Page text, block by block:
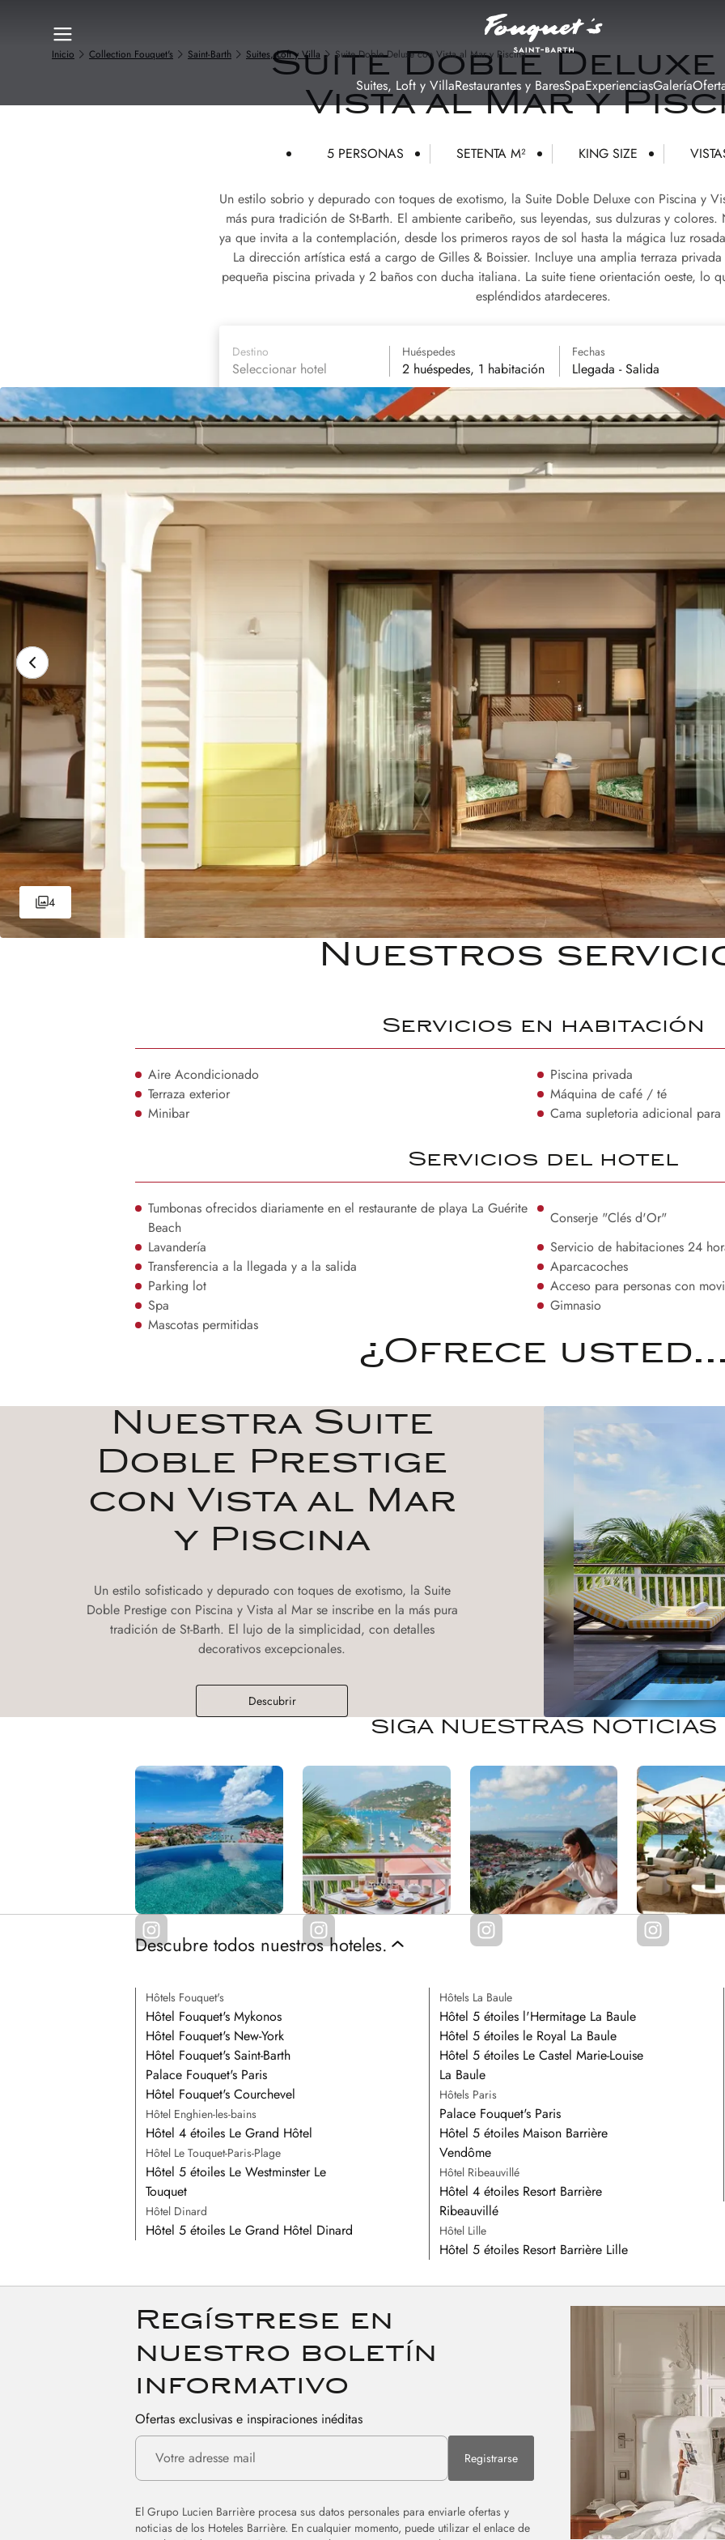
Suites, Loft y VillaRestaurantes y BaresSpaExperienciasGalería
Inicio Collection Fouquet's Saint-Barth Suites, Loft y Villa Suite Doble Deluxe con Vista al Mar y Piscina
Suite Doble
Vista al Mar y
5 PERSONAS SETENTA M² KING SIZE
Un estilo sobrio y depurado con toques de exotismo, la Suite Doble Deluxe con Piscina y
más pura tradición de St-Barth. El ambiente caribeño, sus leyendas, sus dulzuras y
ya que invita a la contemplación, desde los primeros rayos de sol hasta la mágica luz
La dirección artística está a cargo de Gilles & Boissier. Incluye una amplia terraza
pequeña piscina privada y 2 baños con ducha italiana. La suite tiene orientación oeste, lo
espléndidos atardeceres.
Destino
Seleccionar hotel
Huéspedes
2 huéspedes, 1 habitación
Fechas
Llegada - Salida
4
Nuestros
Servicios en habitación
Aire Acondicionado
Piscina privada
Terraza exterior
Máquina de café / té
Minibar
Cama supletoria adicional
Servicios del hotel
Tumbonas ofrecidos diariamente en el restaurante de playa La Guérite
Beach
Conserje "Clés d'Or"
Lavandería
Servicio de habitaciones 24
Transferencia a la llegada y a la salida
Aparcacoches
Parking lot
Acceso para personas con
Spa
Gimnasio
Mascotas permitidas
¿Ofrece
Nuestra Suite
Doble Prestige
con Vista al Mar
y Piscina
Un estilo sofisticado y depurado con toques de exotismo, la Suite
Doble Prestige con Piscina y Vista al Mar se inscribe en la más pura
tradición de St-Barth. El lujo de la simplicidad, con detalles
decorativos excepcionales.
Descubrir
SIGA NUESTRAS NOTICIAS
Descubre todos nuestros hoteles.
Hôtels Fouquet's
Hôtel Fouquet's Mykonos
Hôtel Fouquet's New-York
Hôtel Fouquet's Saint-Barth
Palace Fouquet's Paris
Hôtel Fouquet's Courchevel
Hôtel Enghien-les-bains
Hôtel 4 étoiles Le Grand Hôtel
Hôtel Le Touquet-Paris-Plage
Hôtel 5 étoiles Le Westminster Le
Touquet
Hôtel Dinard
Hôtel 5 étoiles Le Grand Hôtel Dinard
Hôtels La Baule
Hôtel 5 étoiles l'Hermitage La Baule
Hôtel 5 étoiles le Royal La Baule
Hôtel 5 étoiles Le Castel Marie-Louise
La Baule
Hôtels Paris
Palace Fouquet's Paris
Hôtel 5 étoiles Maison Barrière
Vendôme
Hôtel Ribeauvillé
Hôtel 4 étoiles Resort Barrière
Ribeauvillé
Hôtel Lille
Hôtel 5 étoiles Resort Barrière Lille
Regístrese en
nuestro boletín
informativo
Ofertas exclusivas e inspiraciones inéditas
Registrarse
El Grupo Lucien Barrière procesa sus datos personales para enviarle ofertas y
noticias de los Hoteles Barrière. En cualquier momento, puede utilizar el enlace de